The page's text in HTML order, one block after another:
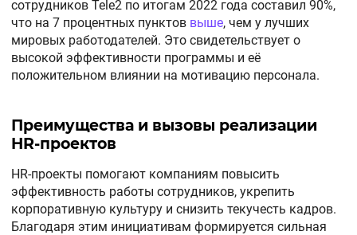
сотрудников Tele2 по итогам 2022 года составил 90%,
что на 7 процентных пунктов выше, чем у лучших
мировых работодателей. Это свидетельствует о
высокой эффективности программы и её
положительном влиянии на мотивацию персонала.
Преимущества и вызовы реализации
HR-проектов
HR-проекты помогают компаниям повысить
эффективность работы сотрудников, укрепить
корпоративную культуру и снизить текучесть кадров.
Благодаря этим инициативам формируется сильная